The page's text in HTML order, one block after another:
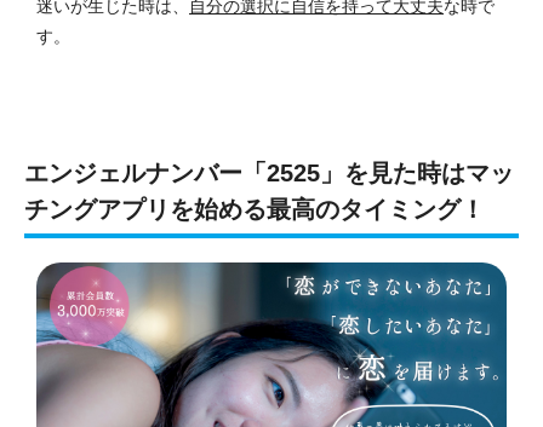
迷いが生じた時は、 自分の選択に自信を持って大丈夫な時で
す。
エンジェルナンバー「2525」を見た時はマッ
チングアプリを始める最高のタイミング！